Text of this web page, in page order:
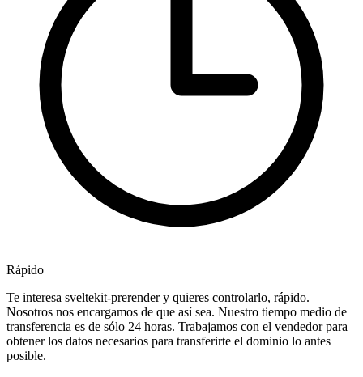
Rápido
Te interesa sveltekit-prerender y quieres controlarlo, rápido.
Nosotros nos encargamos de que así sea. Nuestro tiempo medio de
transferencia es de sólo 24 horas. Trabajamos con el vendedor para
obtener los datos necesarios para transferirte el dominio lo antes
posible.